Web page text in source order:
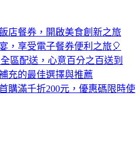
店餐券，開啟美食創新之旅
，享受電子餐券便利之旅🎈
區配送，心意百分之百送到
充的最佳選擇與推薦
購滿千折200元，優惠碼限時使